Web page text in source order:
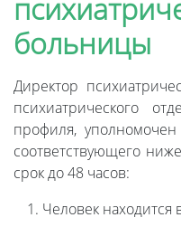
больницы
Директор
психиатрического
профиля, уполномочен
соответствующего
срок до 48 часов:
Человек находится